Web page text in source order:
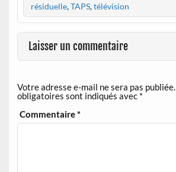
résiduelle,TAPS,télévision
Laisser un commentaire
Votre adresse e-mail ne sera pas publiée.
obligatoires sont indiqués avec *
Commentaire*